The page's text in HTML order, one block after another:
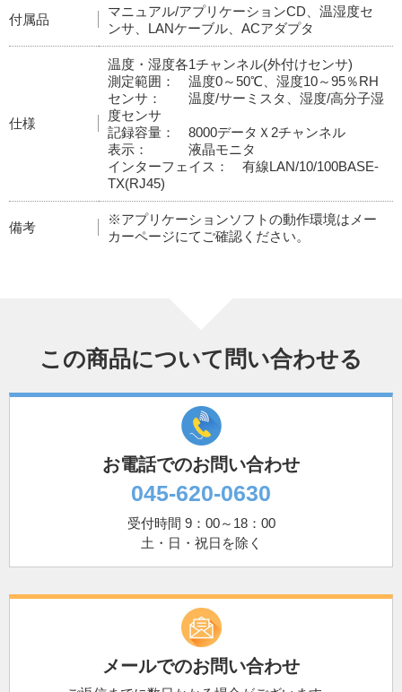
付属品
マニュアル/アプリケーションCD、温湿度セ
ンサ、LANケーブル、ACアダプタ
仕様
温度・湿度各1チャンネル(外付けセンサ)
測定範囲： 温度0～50℃、湿度10～95％RH
センサ： 温度/サーミスタ、湿度/高分子湿
度センサ
記録容量： 8000データＸ2チャンネル
表示： 液晶モニタ
インターフェイス： 有線LAN/10/100BASE-
TX(RJ45)
備考
※アプリケーションソフトの動作環境はメー
カーページにてご確認ください。
この商品について問い合わせる
お電話でのお問い合わせ
045-620-0630
受付時間 9：00～18：00
土・日・祝日を除く
メールでのお問い合わせ